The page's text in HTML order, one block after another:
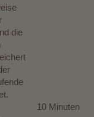
die
10 Minuten